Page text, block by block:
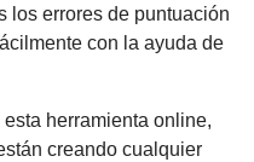
los errores de puntuación
con la ayuda de
herramienta online,
creando cualquier